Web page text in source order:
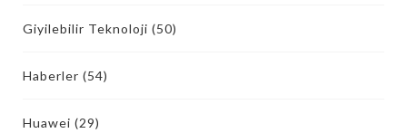
Giyilebilir Teknoloji (50)
Haberler (54)
Huawei (29)